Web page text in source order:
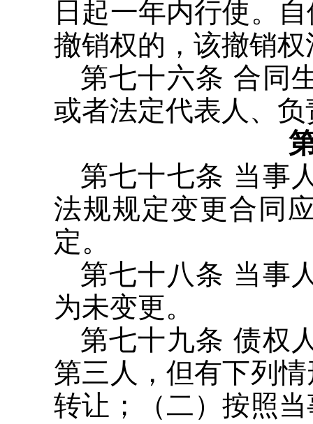
日起一年内行使。
撤销权的，该撤销
第七十六条 合同
或者法定代表人、
第七十七条 当事
法规规定变更合同
定。
第七十八条 当事
为未变更。
第七十九条 债权
第三人，但有下列
转让；（二）按照